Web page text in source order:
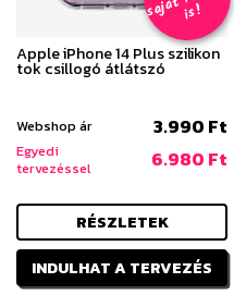
s
!
Apple iPhone 14 Plus szilikon
tok csillogó átlátszó
Webshop ár 3.990 Ft
Egyedi
tervezéssel
6.980 Ft
RÉSZLETEK
INDULHAT A TERVEZÉS